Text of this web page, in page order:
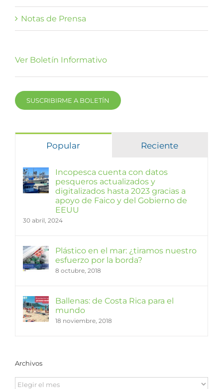
Notas de Prensa
Ver Boletín Informativo
SUSCRIBIRME A BOLETÍN
Popular Reciente
Incopesca cuenta con datos
pesqueros actualizados y
digitalizados hasta 2023 gracias a
apoyo de Faico y del Gobierno de
EEUU
30 abril, 2024
Plástico en el mar: ¿tiramos nuestro
esfuerzo por la borda?
8 octubre, 2018
Ballenas: de Costa Rica para el
mundo
18 noviembre, 2018
Archivos
Archivos